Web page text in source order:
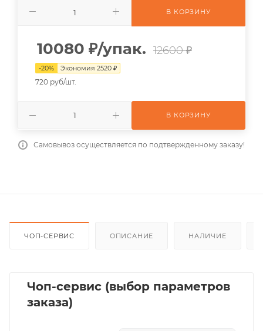
В КОРЗИНУ
10080 ₽/упак. 12600 ₽
-20% Экономия 2520 ₽
720 руб/шт.
В КОРЗИНУ
Самовывоз осуществляется по подтвержденному заказу!
ЧОП-СЕРВИС ОПИСАНИЕ НАЛИЧИЕ
Чоп-сервис (выбор параметров
заказа)